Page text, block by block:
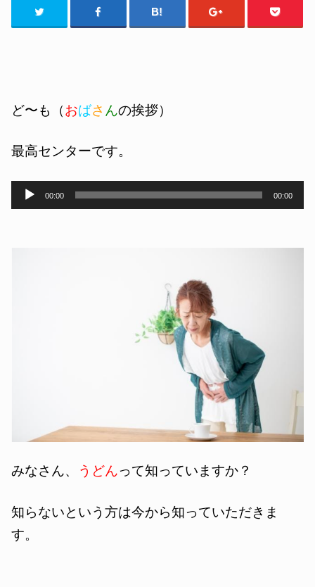
ど〜も（おばさ んの挨拶）
最高センターです。
00:00 00:00
みなさん、 うどんって知っていますか？
知らないという方は今から知っていただきま
す。